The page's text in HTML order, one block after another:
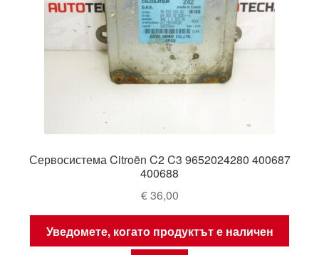
Сервосистема Citroën C2 C3 9652024280 400687
400688
€36,00
Уведомете, когато продуктът е наличен